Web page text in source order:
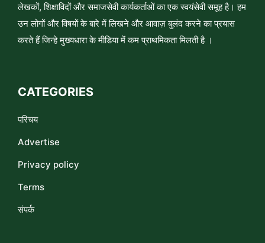
लेखकों, शिक्षाविदों और समाजसेवी कार्यकर्ताओं का एक स्वयंसेवी समूह है। हम
उन लोगों और विषयों के बारे में लिखने और आवाज़ बुलंद करने का प्रयास
करते हैं जिन्हे मुख्यधारा के मीडिया में कम प्राथमिकता मिलती है ।
CATEGORIES
परिचय
Advertise
Privacy policy
Terms
संपर्क